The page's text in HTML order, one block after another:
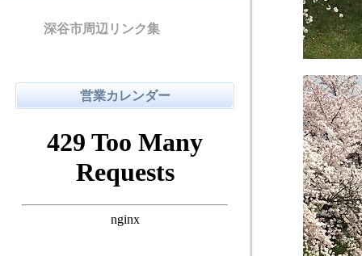
深谷市周辺リンク集
営業カレンダー